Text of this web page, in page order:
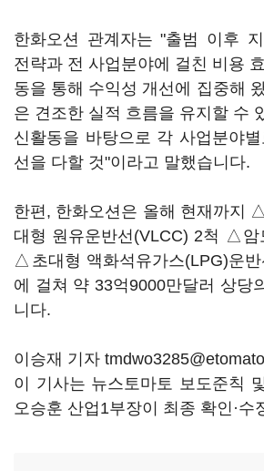
한화오션 관계자는 "출범 이후
전략과 전 사업분야에 걸친 비용
동을 통해 수익성 개선에 집중해
은 견조한 실적 흐름을 유지할 수
신활동을 바탕으로 각 사업분야
선을 다할 것"이라고 말했습니다.
한편, 한화오션은 올해 현재까지
대형 원유운반선(VLCC) 2척 △암
△초대형 액화석유가스(LPG)운
에 걸쳐 약 33억9000만달러 상당
니다.
이승재 기자
이 기사는 뉴스토마토 보도준칙
오승훈 산업1부장이 최종 확인·수